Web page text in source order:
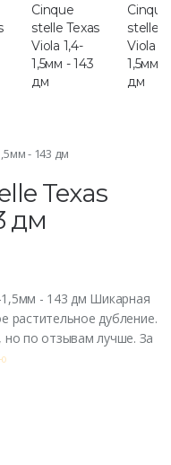
- 143 дм
Texas
дм
- 143 дм Шикарная
растительное дубление.
по отзывам лучше. За